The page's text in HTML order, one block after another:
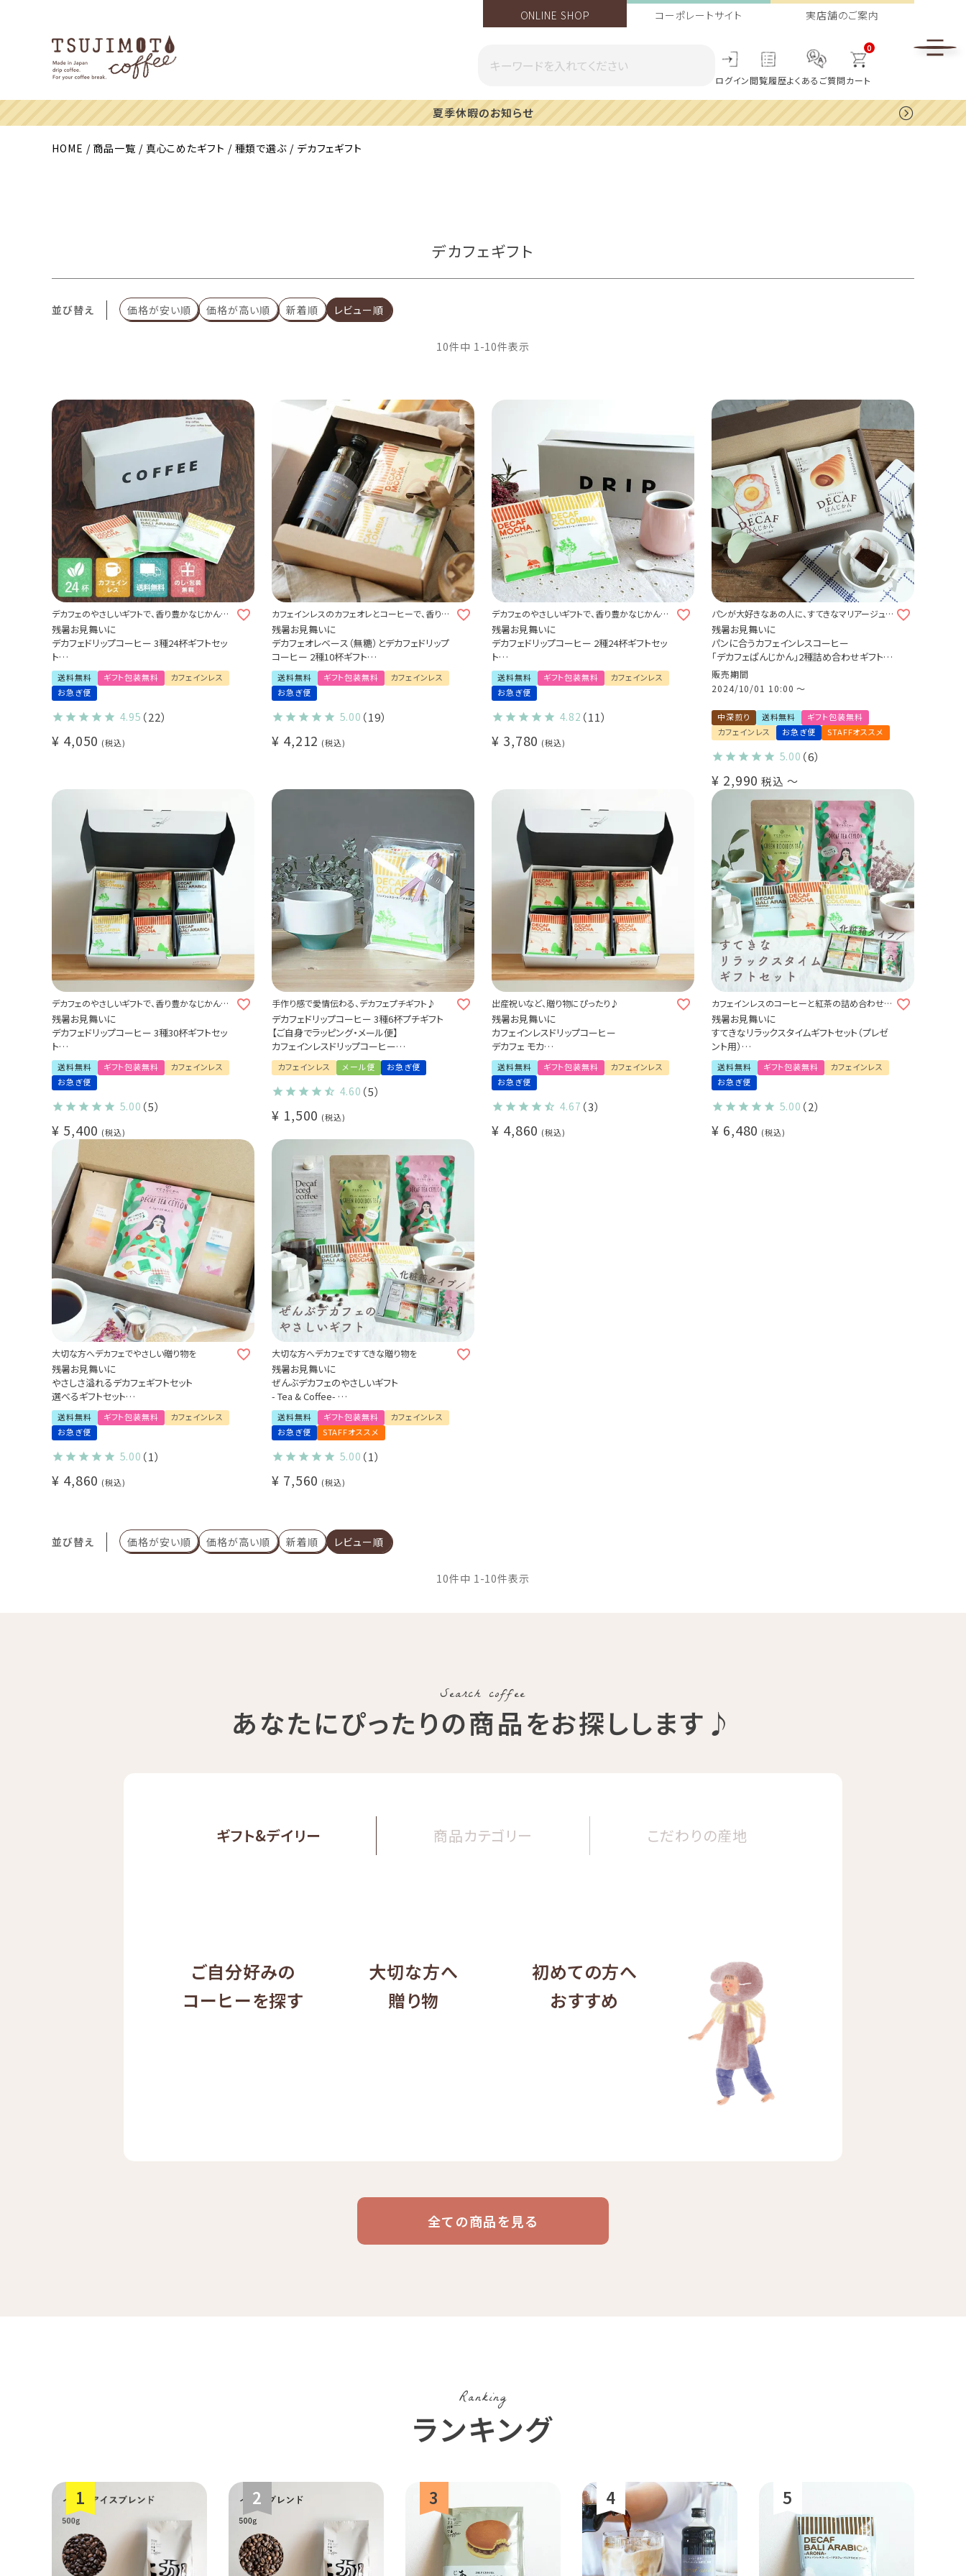
ONLINE SHOP コーポレートサイト 実店舗のご案内
ログイン閲覧履歴よくあるご質問
0
カート
一部地域への配送遅延のご案内
HOME 商品一覧 真心こめたギフト 種類で選ぶ デカフェギフト
デカフェギフト
並び替え 価格が安い順 価格が高い順 新着順 レビュー順
10件中 1-10件表示
デカフェのやさしいギフトで、香り豊かなじかんを
贈ろう。
残暑お見舞いに
デカフェドリップコーヒー 3種24杯ギフトセッ
ト
カフェインレス 送料無料
出産祝い 御祝 プチギフト (dc)
送料無料 ギフト包装無料
カフェインレス
お急ぎ便
4.95 （22）
¥ 4,050 税込
カフェインレスのカフェオレとコーヒーで、香り豊
かなじかんを贈ろう。
残暑お見舞いに
デカフェオレベース（無糖）とデカフェドリップ
コーヒー 2種10杯ギフト
カフェインレス 送料無料
甘さなし デカフェのカフェオレの素
デカフェ・コロンビア 5杯 / デカフェ・モカ 5杯
(dl)
送料無料 ギフト包装無料
カフェインレス
お急ぎ便
5.00 （19）
¥ 4,212 税込
デカフェのやさしいギフトで、香り豊かなじかんを
贈ろう。
残暑お見舞いに
デカフェドリップコーヒー 2種24杯ギフトセッ
ト
カフェインレス 送料無料
出産祝い 御祝 い プチギフト (dc)
送料無料 ギフト包装無料
カフェインレス
お急ぎ便
4.82 （11）
¥ 3,780 税込
パンが大好きなあの人に、すてきなマリアージュ
を届けませんか？
残暑お見舞いに
パンに合うカフェインレスコーヒー
「デカフェぱんじかん」2種詰め合わせギフト（2
種10杯 / 2種20杯）
おかずパンに合う珈琲
おやつパンに合う珈琲
ドリップバッグ プレゼント 贈り物
販売期間
2024/10/01 10:00〜
中深煎り 送料無料
ギフト包装無料
カフェインレス
お急ぎ便 STAFFオススメ
5.00 （6）
¥ 2,990 税込 〜
デカフェのやさしいギフトで、香り豊かなじかんを
贈ろう。
残暑お見舞いに
デカフェドリップコーヒー 3種30杯ギフトセッ
ト
コロンビア 10杯 / モカ 10杯 / バリアラビカ10
杯
カフェインレス プレゼント 贈り物
送料無料 ギフト包装無料
カフェインレス
お急ぎ便
5.00 （5）
¥ 5,400 税込
手作り感で愛情伝わる、デカフェプチギフト♪
デカフェドリップコーヒー 3種6杯プチギフト
【ご自身でラッピング・メール便】
カフェインレスドリップコーヒー
（代引き・同梱不可)
カフェインレス メール便 お急ぎ便
4.60 （5）
¥ 1,500 税込
出産祝いなど、贈り物にぴったり♪
残暑お見舞いに
カフェインレスドリップコーヒー
デカフェ モカ
30杯ギフトセット (dc)
送料無料 ギフト包装無料
カフェインレス
お急ぎ便
4.67 （3）
¥ 4,860 税込
カフェインレスのコーヒーと紅茶の詰め合わせセ
ット おしゃれ
残暑お見舞いに
すてきなリラックスタイムギフトセット（プレゼ
ント用）
- Tea & Drip Coffee -
デカフェセイロンティー (2.5g×30袋) ×1パッ
ク
有機グリーンルイボスティー (2g×30袋) ×1
パック
デカフェドリップコーヒー 3種 （コロンビア・モ
カ・バリアラビカ）30杯
送料無料 ギフト包装無料
カフェインレス
お急ぎ便
5.00 （2）
¥ 6,480 税込
大切な方へデカフェでやさしい贈り物を
残暑お見舞いに
やさしさ溢れるデカフェギフトセット
選べるギフトセット
デカフェセイロンティー / 有機グリーンルイボ
スティー
デカフェコーヒー豆（100g×2袋）
デカフェ コロンビア -アイウ- / デカフェ メキシ
コ
特別なデカフェギフト
送料無料 お礼 内祝 出産祝い(src)
送料無料 ギフト包装無料
カフェインレス
お急ぎ便
5.00 （1）
¥ 4,860 税込
大切な方へデカフェですてきな贈り物を
残暑お見舞いに
ぜんぶデカフェのやさしいギフト
- Tea & Coffee-
デカフェドリップコーヒー3種20杯
デカフェセイロンティー 1袋
有機グリーンルイボスティー1袋
デカフェアイスコーヒー1本 (dl)
送料無料 ギフト包装無料
カフェインレス
お急ぎ便
STAFFオススメ
5.00 （1）
¥ 7,560 税込
並び替え 価格が安い順 価格が高い順 新着順 レビュー順
10件中 1-10件表示
Search coffee
あなたにぴったりの商品をお探しします♪
ギフト&デイリー 商品カテゴリー こだわりの産地
ご自分好みの
コーヒーを探す
大切な方へ
贈り物
初めての方へ
おすすめ
コーヒー豆・粉 コーヒー生豆
エチオピア コスタリカ コロンビア
全ての商品を見る
Ranking
ランキング